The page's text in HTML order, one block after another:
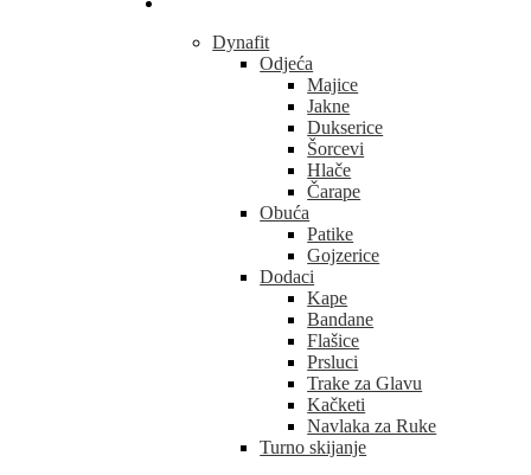
Dynafit
Odjeća
Majice
Jakne
Dukserice
Šorcevi
Hlače
Čarape
Obuća
Patike
Gojzerice
Dodaci
Kape
Bandane
Flašice
Prsluci
Trake za Glavu
Kačketi
Navlaka za Ruke
Turno skijanje